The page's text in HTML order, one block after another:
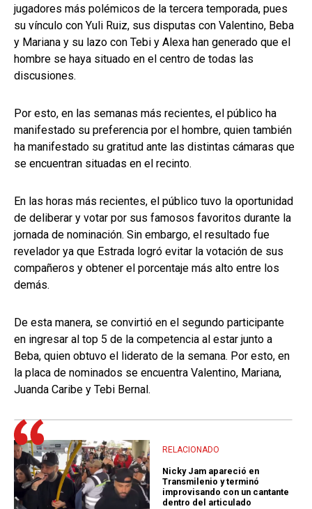
jugadores más polémicos de la tercera temporada, pues
su vínculo con Yuli Ruiz, sus disputas con Valentino, Beba
y Mariana y su lazo con Tebi y Alexa han generado que el
hombre se haya situado en el centro de todas las
discusiones.
Por esto, en las semanas más recientes, el público ha
manifestado su preferencia por el hombre, quien también
ha manifestado su gratitud ante las distintas cámaras que
se encuentran situadas en el recinto.
En las horas más recientes, el público tuvo la oportunidad
de deliberar y votar por sus famosos favoritos durante la
jornada de nominación. Sin embargo, el resultado fue
revelador ya que Estrada logró evitar la votación de sus
compañeros y obtener el porcentaje más alto entre los
demás.
De esta manera, se convirtió en el segundo participante
en ingresar al top 5 de la competencia al estar junto a
Beba, quien obtuvo el liderato de la semana. Por esto, en
la placa de nominados se encuentra Valentino, Mariana,
Juanda Caribe y Tebi Bernal.
RELACIONADO
Nicky Jam apareció en
Transmilenio y terminó
improvisando con un cantante
dentro del articulado